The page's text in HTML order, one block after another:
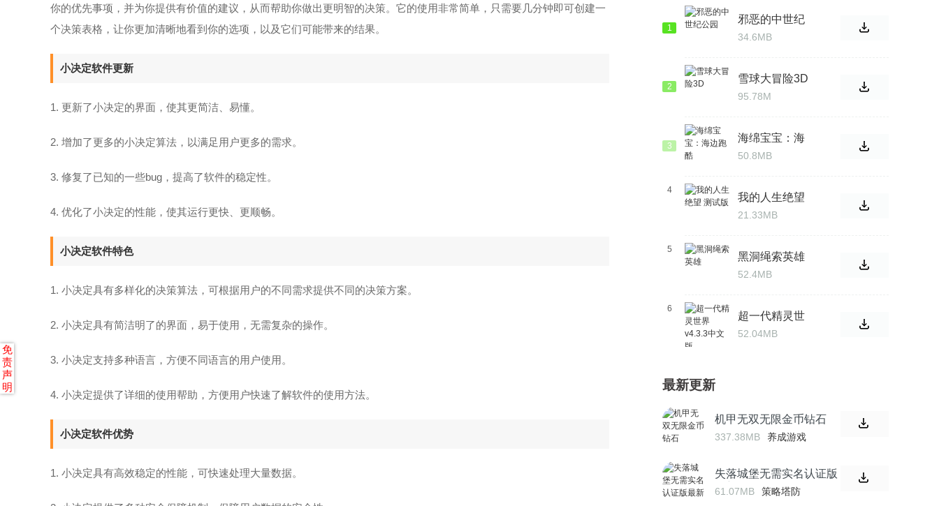
你的优先事项，并为你提供有价值的建议，从而帮助你做出更明智的决策。它的使用非常简单，只需要几分钟即可创建一
个决策表格，让你更加清晰地看到你的选项，以及它们可能带来的结果。
小决定软件更新
1. 更新了小决定的界面，使其更简洁、易懂。
2. 增加了更多的小决定算法，以满足用户更多的需求。
3. 修复了已知的一些bug，提高了软件的稳定性。
4. 优化了小决定的性能，使其运行更快、更顺畅。
小决定软件特色
1. 小决定具有多样化的决策算法，可根据用户的不同需求提供不同的决策方案。
2. 小决定具有简洁明了的界面，易于使用，无需复杂的操作。
3. 小决定支持多种语言，方便不同语言的用户使用。
4. 小决定提供了详细的使用帮助，方便用户快速了解软件的使用方法。
小决定软件优势
1. 小决定具有高效稳定的性能，可快速处理大量数据。
1
邪恶的中世纪
公园
34.6MB
2
雪球大冒险3D
95.78M
3
海绵宝宝：海
边跑酷
50.8MB
4
我的人生绝望
测试版
21.33MB
5
黑洞绳索英雄
52.4MB
6
超一代精灵世
界v4.3.3中文版
52.04MB
最新更新
机甲无双无限金币钻石
337.38MB 养成游戏
失落城堡无需实名认证版
最新
61.07MB 策略塔防
免
责
声
明